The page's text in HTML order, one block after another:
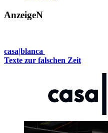
AnzeigeN
casa|blanca
Texte zur falschen Zeit